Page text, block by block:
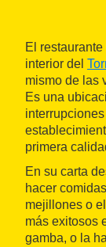
El
interior del
mismo de las
Es una
primera
En su carta
hacer
mejillones o
más exitosos
gamba, o la